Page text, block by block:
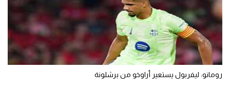
رومانو: ليفربول يستعير أراوخو من برشلونة